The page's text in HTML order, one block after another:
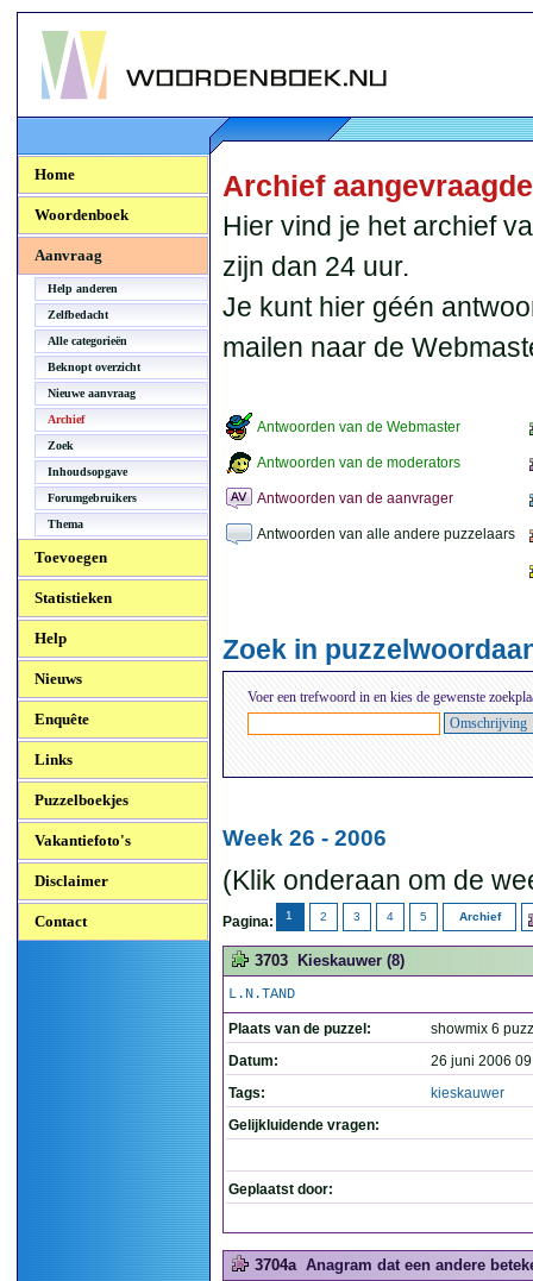
Woordenboek.NU
Home
Woordenboek
Aanvraag
Help anderen
Zelfbedacht
Alle categorieën
Beknopt overzicht
Nieuwe aanvraag
Archief
Zoek
Inhoudsopgave
Forumgebruikers
Thema
Toevoegen
Statistieken
Help
Nieuws
Enquête
Links
Puzzelboekjes
Vakantiefoto's
Disclaimer
Contact
Archief
Hier vind je het archief
zijn dan 24 uur.
Je kunt hier géén
mailen naar de
Antwoorden van de Webmaster
Antwoorden van de moderators
Antwoorden van de aanvrager
Antwoorden van alle andere puzzelaars
Zoek in
Voer een trefwoord in en kies de gewenste
Week 26 - 2006
(Klik onderaan om de
Pagina: 1 2 3 4 5 Archief
3703 Kieskauwer (8)
L.N.TAND
Plaats van de puzzel:
showmix 6
Datum:
26 juni 2006
Tags:
kieskauwer
Gelijkluidende vragen:
Geplaatst door:
3704a Anagram dat een andere